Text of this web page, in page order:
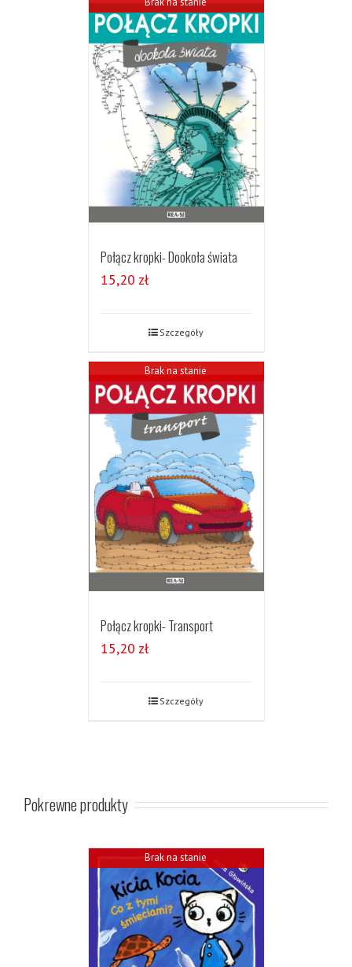
Połącz kropki- Dookoła świata
15,20 zł
Szczegóły
Brak na stanie
Połącz kropki- Transport
15,20 zł
Szczegóły
Pokrewne produkty
Brak na stanie